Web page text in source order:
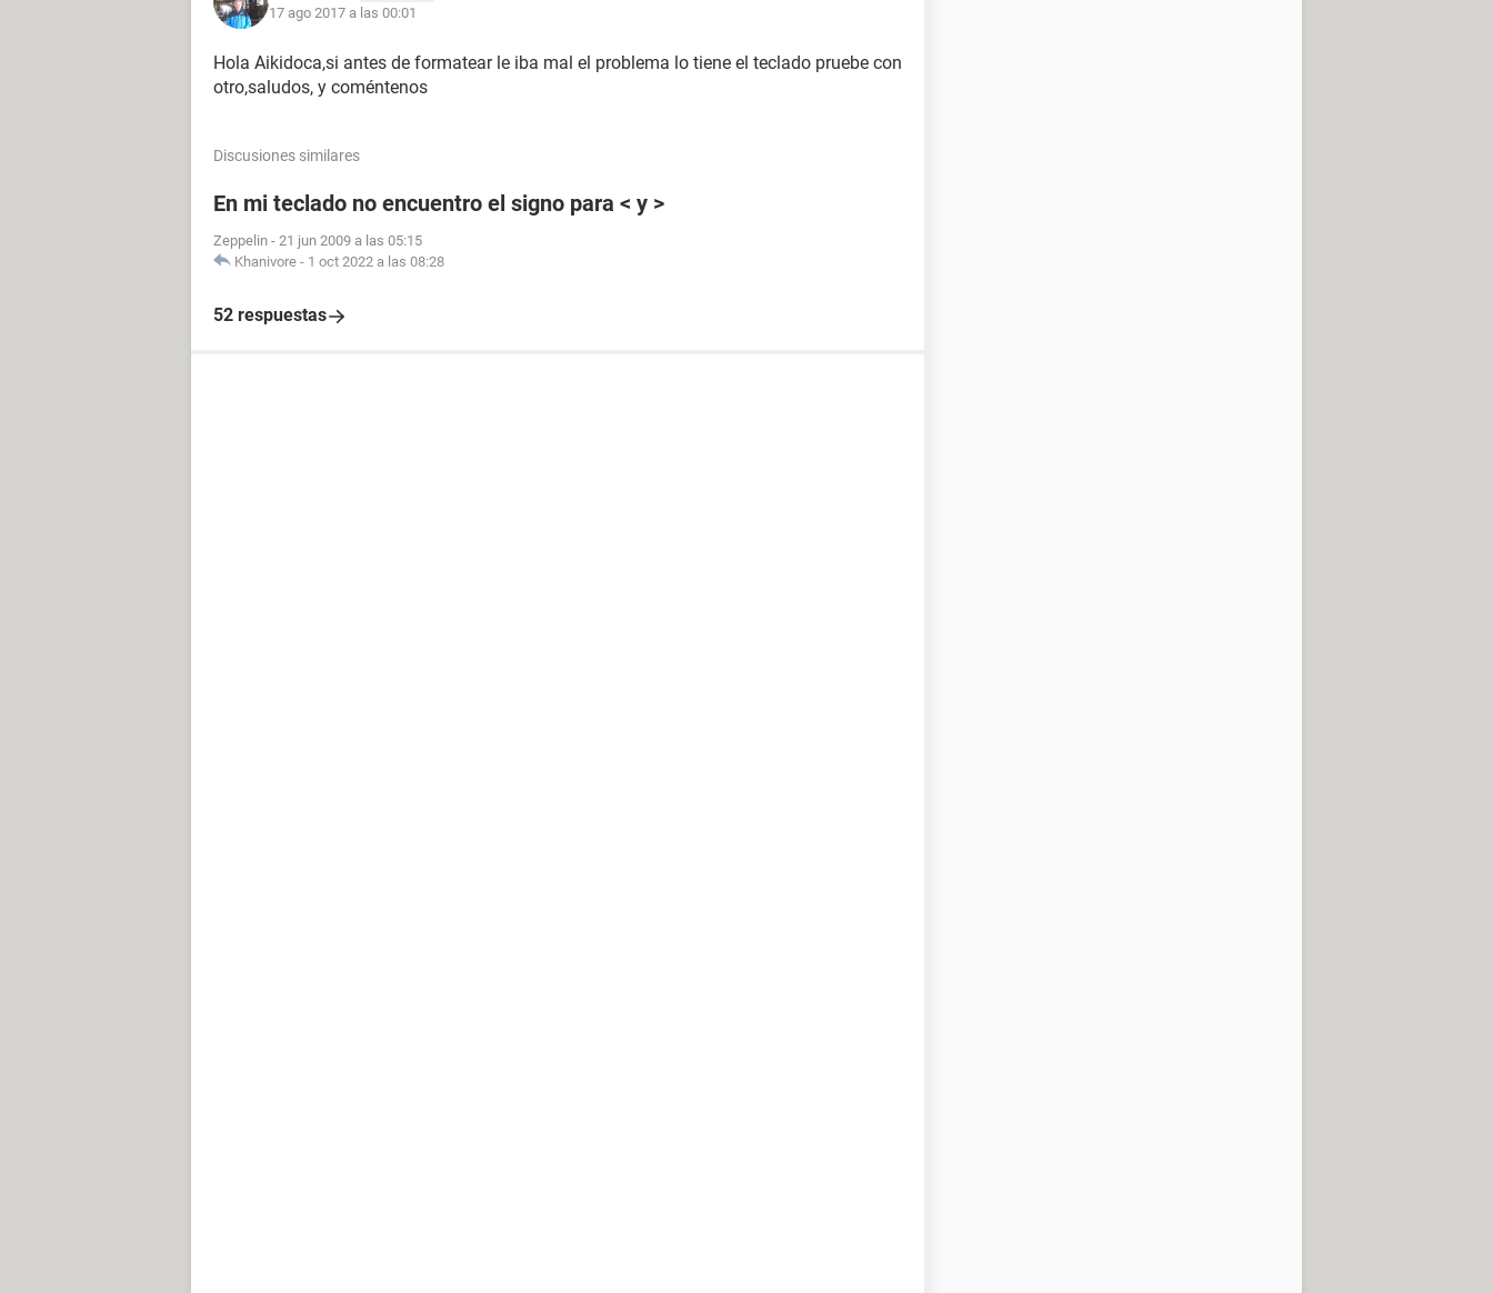
17 ago 2017 a las 00:01
Hola Aikidoca,si antes de formatear le iba mal el problema lo tiene el teclado pruebe con
otro,saludos, y coméntenos
Discusiones similares
En mi teclado no encuentro el signo para < y >
Zeppelin - 21 jun 2009 a las 05:15
Khanivore - 1 oct 2022 a las 08:28
52 respuestas